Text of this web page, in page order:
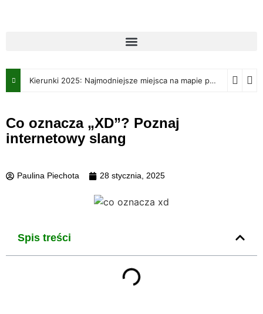
Kierunki 2025: Najmodniejsze miejsca na mapie podróżniczej w nadchodzącym roku
Co oznacza „XD”? Poznaj
internetowy slang
Paulina Piechota 28 stycznia, 2025
Spis treści